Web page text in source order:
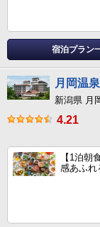
宿泊プラン
月岡温
新潟県 月
4.21
【1泊朝
感あふれ